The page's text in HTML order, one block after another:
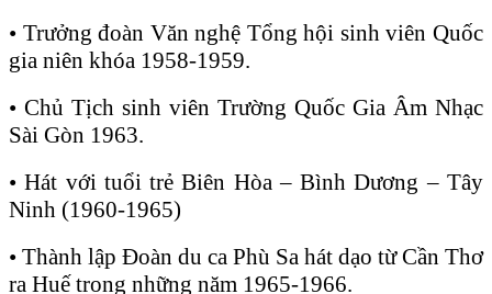
• Trưởng đoàn Văn nghệ Tổng hội sinh viên Quốc
gia niên khóa 1958-1959.
• Chủ Tịch sinh viên Trường Quốc Gia Âm Nhạc
Sài Gòn 1963.
• Hát với tuổi trẻ Biên Hòa – Bình Dương – Tây
Ninh (1960-1965)
• Thành lập Đoàn du ca Phù Sa hát dạo từ Cần Thơ
ra Huế trong những năm 1965-1966.